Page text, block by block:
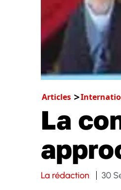
Articles
La
La rédaction 30